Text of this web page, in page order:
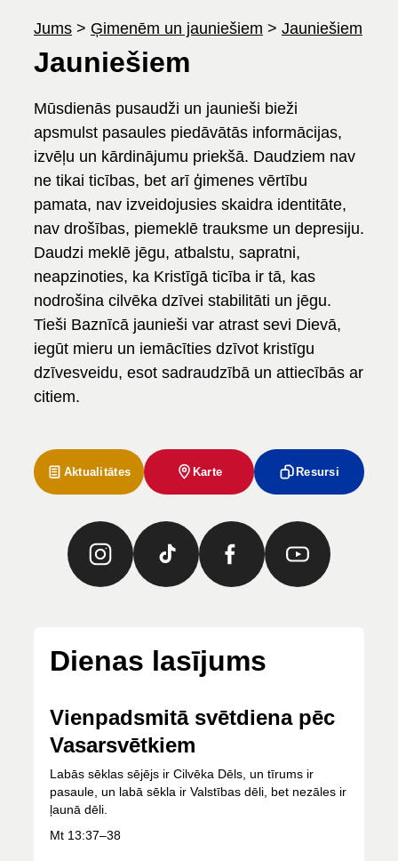
Jums > Ģimenēm un jauniešiem > Jauniešiem
Jauniešiem
Mūsdienās pusaudži un jaunieši bieži
apsmulst pasaules piedāvātās informācijas,
izvēļu un kārdinājumu priekšā. Daudziem nav
ne tikai ticības, bet arī ģimenes vērtību
pamata, nav izveidojusies skaidra identitāte,
nav drošības, piemeklē trauksme un depresiju.
Daudzi meklē jēgu, atbalstu, sapratni,
neapzinoties, ka Kristīgā ticība ir tā, kas
nodrošina cilvēka dzīvei stabilitāti un jēgu.
Tieši Baznīcā jaunieši var atrast sevi Dievā,
iegūt mieru un iemācīties dzīvot kristīgu
dzīvesveidu, esot sadraudzībā un attiecībās ar
citiem.
Aktualitātes Karte Resursi
Dienas lasījums
Vienpadsmitā svētdiena pēc
Vasarsvētkiem
Labās sēklas sējējs ir Cilvēka Dēls, un tīrums ir
pasaule, un labā sēkla ir Valstības dēli, bet nezāles ir
ļaunā dēli.
Mt 13:37–38